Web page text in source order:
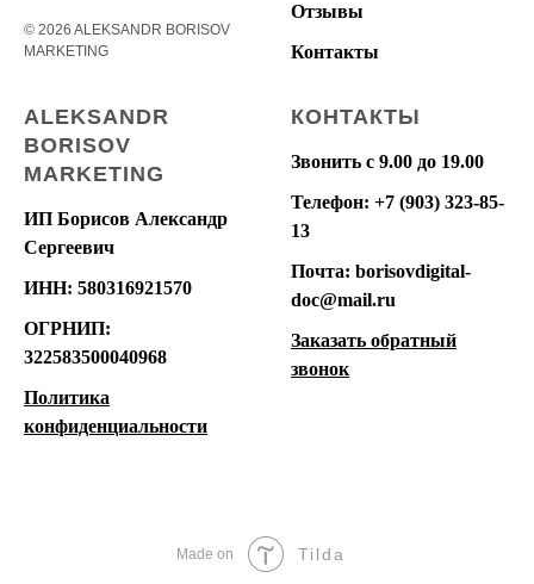
© 2026 ALEKSANDR BORISOV
MARKETING
Отзывы
Контакты
ALEKSANDR
BORISOV
MARKETING
ИП Борисов Александр
Сергеевич
ИНН: 580316921570
ОГРНИП:
322583500040968
Политика
конфиденциальности
КОНТАКТЫ
Звонить с 9.00 до 19.00
Телефон: +7 (903) 323-85-
13
Почта: borisovdigital-
doc@mail.ru
Заказать обратный
звонок
Made on Tilda